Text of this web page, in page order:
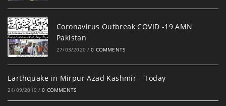
Coronavirus Outbreak COVID -19 AMN
Pakistan
27/03/2020 / 0 COMMENTS
Earthquake in Mirpur Azad Kashmir – Today
24/09/2019 / 0 COMMENTS